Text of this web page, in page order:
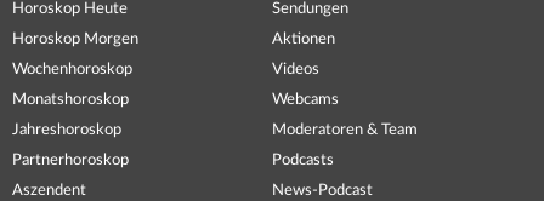
Horoskop Heute
Horoskop Morgen
Wochenhoroskop
Monatshoroskop
Jahreshoroskop
Partnerhoroskop
Aszendent
Sendungen
Aktionen
Videos
Webcams
Moderatoren & Team
Podcasts
News-Podcast